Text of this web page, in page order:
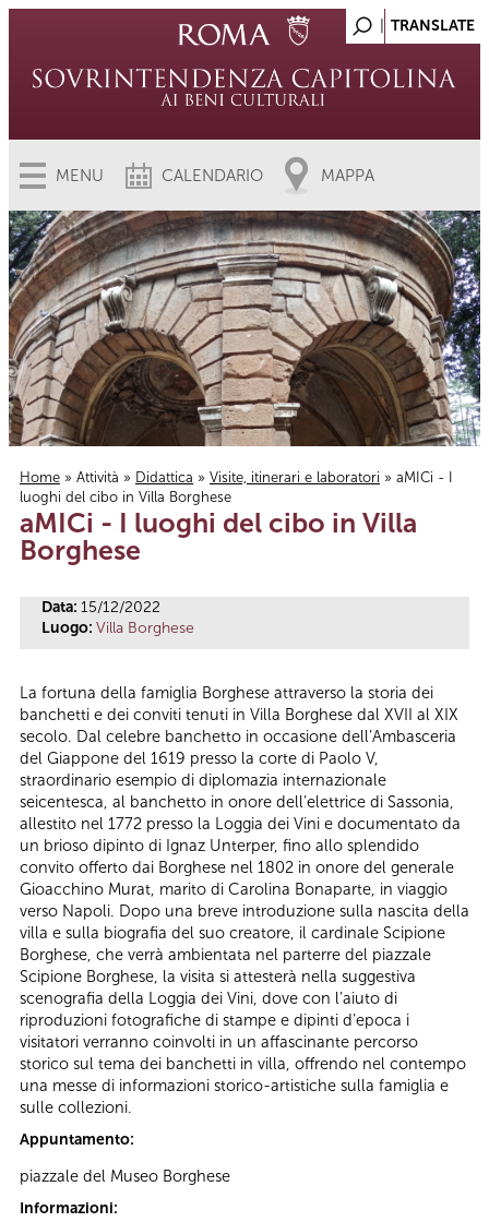
MENU CALENDARIO MAPPA
Tu sei qui
Home » Attività » Didattica » Visite, itinerari e laboratori » aMICi - I
luoghi del cibo in Villa Borghese
aMICi - I luoghi del cibo in Villa
Borghese
Data: 15/12/2022
Luogo: Villa Borghese
La fortuna della famiglia Borghese attraverso la storia dei
banchetti e dei conviti tenuti in Villa Borghese dal XVII al XIX
secolo. Dal celebre banchetto in occasione dell’Ambasceria
del Giappone del 1619 presso la corte di Paolo V,
straordinario esempio di diplomazia internazionale
seicentesca, al banchetto in onore dell’elettrice di Sassonia,
allestito nel 1772 presso la Loggia dei Vini e documentato da
un brioso dipinto di Ignaz Unterper, fino allo splendido
convito offerto dai Borghese nel 1802 in onore del generale
Gioacchino Murat, marito di Carolina Bonaparte, in viaggio
verso Napoli. Dopo una breve introduzione sulla nascita della
villa e sulla biografia del suo creatore, il cardinale Scipione
Borghese, che verrà ambientata nel parterre del piazzale
Scipione Borghese, la visita si attesterà nella suggestiva
scenografia della Loggia dei Vini, dove con l’aiuto di
riproduzioni fotografiche di stampe e dipinti d’epoca i
visitatori verranno coinvolti in un affascinante percorso
storico sul tema dei banchetti in villa, offrendo nel contempo
una messe di informazioni storico-artistiche sulla famiglia e
sulle collezioni.
Appuntamento:
piazzale del Museo Borghese
Informazioni: